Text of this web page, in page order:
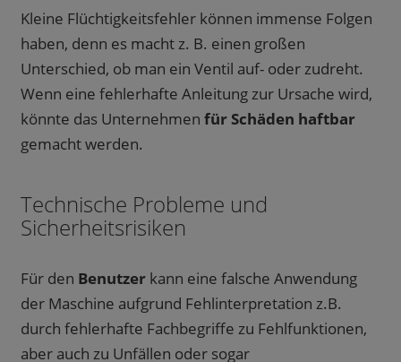
Kleine Flüchtigkeitsfehler können immense Folgen
haben, denn es macht z. B. einen großen
Unterschied, ob man ein Ventil auf- oder zudreht.
Wenn eine fehlerhafte Anleitung zur Ursache wird,
könnte das Unternehmen für Schäden haftbar
gemacht werden.
Technische Probleme und
Sicherheitsrisiken
Für den Benutzer kann eine falsche Anwendung
der Maschine aufgrund Fehlinterpretation z.B.
durch fehlerhafte Fachbegriffe zu Fehlfunktionen,
aber auch zu Unfällen oder sogar